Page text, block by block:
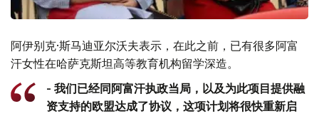
阿伊别克·斯马迪亚尔沃夫表示，在此之前，已有很多阿富
汗女性在哈萨克斯坦高等教育机构留学深造。
- 我们已经同阿富汗执政当局，以及为此项目提供融
资支持的欧盟达成了协议，这项计划将很快重新启